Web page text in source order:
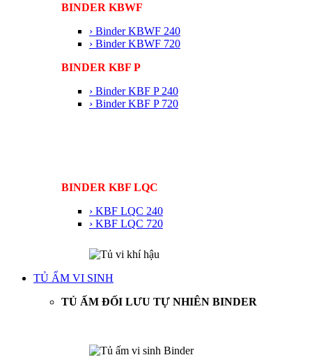
BINDER KBWF
› Binder KBWF 240
› Binder KBWF 720
BINDER KBF P
› Binder KBF P 240
› Binder KBF P 720
BINDER KBF LQC
› KBF LQC 240
› KBF LQC 720
TỦ ẤM VI SINH
TỦ ẤM ĐỐI LƯU TỰ NHIÊN BINDER